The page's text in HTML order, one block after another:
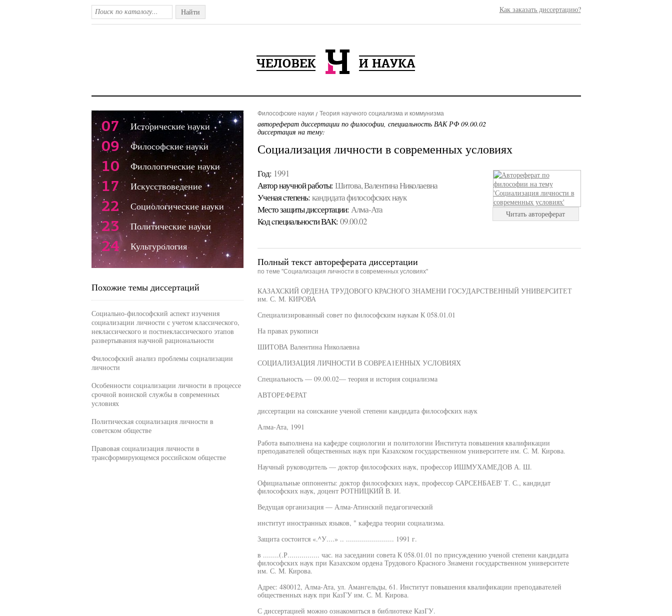
Найти Как заказать диссертацию?
Философские науки Теория научного социализма и коммунизма
автореферат диссертации по философии, специальность ВАК РФ 09.00.02
диссертация на тему:
Социализация личности в современных условиях
Год: 1991
Автор научной работы: Шитова, Валентина Николаевна
Ученая cтепень: кандидата философских наук
Место защиты диссертации: Алма-Ата
Код cпециальности ВАК: 09.00.02
Читать автореферат
Полный текст автореферата диссертации
по теме "Социализация личности в современных условиях"
КАЗАХСКИЙ ОРДЕНА ТРУДОВОГО КРАСНОГО ЗНАМЕНИ ГОСУДАРСТВЕННЫЙ УНИВЕРСИТЕТ
им. С. М. КИРОВА
Специализированный совет по философским наукам К 058.01.01
На правах рукописи
ШИТОВА Валентина Николаевна
СОЦИАЛИЗАЦИЯ ЛИЧНОСТИ В СОВРЕА1ЕННЫХ УСЛОВИЯХ
Специальность — 09.00.02— теория и история социализма
АВТОРЕФЕРАТ
диссертации на соискание ученой степени кандидата философских наук
Алма-Ата, 1991
Работа выполнена на кафедре социологии и политологии Института повышения квалификации
преподавателей общественных наук при Казахском государственном университете им. С. М. Кирова.
Научный руководитель — доктор философских наук, профессор ИШМУХАМЕДОВ А. Ш.
Официальные оппоненты: доктор философских наук, профессор САРСЕНБАЕВ' Т. С., кандидат
философских наук, доцент РОТНИЦКИЙ В. И.
Ведущая организация — Алма-Атинский педагогический
институт иностранных языков, " кафедра теории социализма.
Защита состоится «.^У....» .. ........................ 1991 г.
в ........(.Р................ час. на заседании совета К 058.01.01 по присуждению ученой степени кандидата
философских наук при Казахском ордена Трудового Красного Знамени государственном университете
им. С. М. Кирова.
Адрес: 480012, Алма-Ата, ул. Амангельды, 61. Институт повышения квалификации преподавателей
общественных наук при КазГУ им. С. М. Кирова.
С диссертацией можно ознакомиться в библиотеке КазГУ.
07 Исторические науки
09 Философские науки
10 Филологические науки
17 Искусствоведение
22 Социологические науки
23 Политические науки
24 Культурология
Похожие темы диссертаций
Социально-философский аспект изучения
социализации личности с учетом классического,
неклассического и постнеклассического этапов
развертывания научной рациональности
Философский анализ проблемы социализации
личности
Особенности социализации личности в процессе
срочной воинской службы в современных
условиях
Политическая социализация личности в
советском обществе
Правовая социализация личности в
трансформирующемся российском обществе